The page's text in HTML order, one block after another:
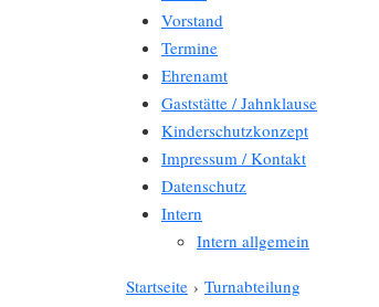
Vorstand
Termine
Ehrenamt
Gaststätte / Jahnklause
Kinderschutzkonzept
Impressum / Kontakt
Datenschutz
Intern
Intern allgemein
Startseite › Turnabteilung